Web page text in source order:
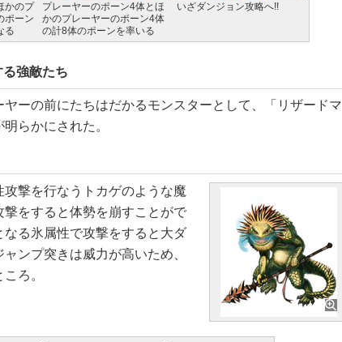
かのプ
ポーン
る
プレーヤーのポーン4体とほ
かのプレーヤーのポーン4体
の計8体のポーンを率いる
いざダンジョン攻略へ!!
強敵たち
ーの前にたちはだかるモンスターとして、「リザードマ
らかにされた。
撃を行なうトカゲのような魔
をすると体勢を崩すことがで
なる氷属性で攻撃をすると大ダ
ンプ突きは威力が高いため、
ろ。